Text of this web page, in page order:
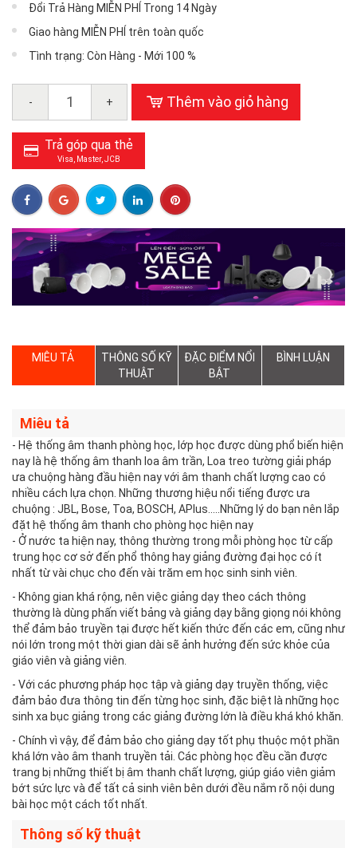
Đổi Trả Hàng MIỄN PHÍ Trong 14 Ngày
Giao hàng MIỄN PHÍ trên toàn quốc
Tình trạng: Còn Hàng - Mới 100 %
- + Thêm vào giỏ hàng
Trả góp qua thẻ
Visa, Master, JCB
MIÊU TẢ
THÔNG SỐ KỸ
THUẬT
ĐẶC ĐIỂM NỔI
BẬT
BÌNH LUẬN
Miêu tả
- Hệ thống âm thanh phòng học, lớp học được dùng phổ biến hiện
nay là hệ thống âm thanh loa âm trần, Loa treo tường giải pháp
ưa chuộng hàng đầu hiện nay với âm thanh chất lượng cao có
nhiều cách lựa chọn. Những thương hiệu nổi tiếng được ưa
chuộng : JBL, Bose, Toa, BOSCH, APlus.....Những lý do bạn nên lắp
đặt hệ thống âm thanh cho phòng học hiện nay
- Ở nước ta hiện nay, thông thường trong mỗi phòng học từ cấp
trung học cơ sở đến phổ thông hay giảng đường đại học có ít
nhất từ vài chục cho đến vài trăm em học sinh sinh viên.
- Không gian khá rộng, nên việc giảng dạy theo cách thông
thường là dùng phấn viết bảng và giảng dạy bằng giọng nói không
thể đảm bảo truyền tại được hết kiến thức đến các em, cũng như
nói lớn trong một thời gian dài sẽ ảnh hưởng đến sức khỏe của
giáo viên và giảng viên.
- Với các phương pháp học tập và giảng dạy truyền thống, việc
đảm bảo đưa thông tin đến từng học sinh, đặc biệt là những học
sinh xa bục giảng trong các giảng đường lớn là điều khá khó khăn.
- Chính vì vậy, để đảm bảo cho giảng dạy tốt phụ thuộc một phần
khá lớn vào âm thanh truyền tải. Các phòng học đều cần được
trang bị những thiết bị âm thanh chất lượng, giúp giáo viên giảm
bớt sức lực và để tất cả sinh viên bên dưới đều nắm rõ nội dung
bài học một cách tốt nhất.
Thông số kỹ thuật